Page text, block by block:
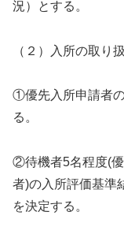
況）とする。
（２）入所の取り
①優先入所申請者
る。
②待機者5名程度(
者)の入所評価基準
を決定する。